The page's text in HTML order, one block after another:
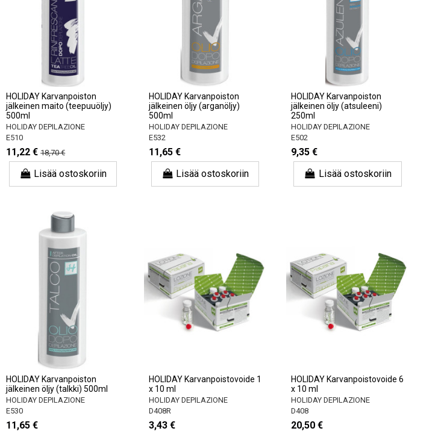
HOLIDAY Karvanpoiston
jälkeinen maito (teepuuöljy)
500ml
HOLIDAY DEPILAZIONE
E510
11,22 € 18,70 €
Lisää ostoskoriin
HOLIDAY Karvanpoiston
jälkeinen öljy (arganöljy)
500ml
HOLIDAY DEPILAZIONE
E532
11,65 €
Lisää ostoskoriin
HOLIDAY Karvanpoiston
jälkeinen öljy (atsuleeni)
250ml
HOLIDAY DEPILAZIONE
E502
9,35 €
Lisää ostoskoriin
HOLIDAY Karvanpoiston
jälkeinen öljy (talkki) 500ml
HOLIDAY DEPILAZIONE
E530
11,65 €
HOLIDAY Karvanpoistovoide 1
x 10 ml
HOLIDAY DEPILAZIONE
D408R
3,43 €
HOLIDAY Karvanpoistovoide 6
x 10 ml
HOLIDAY DEPILAZIONE
D408
20,50 €